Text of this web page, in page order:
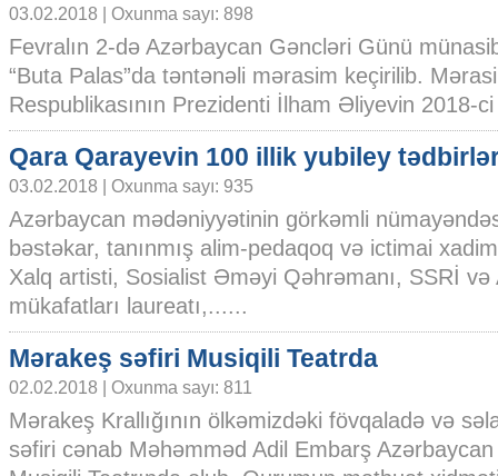
03.02.2018 | Oxunma sayı: 898
Fevralın 2-də Azərbaycan Gəncləri Günü
“Buta Palas”da təntənəli mərasim keçirilib.
Respublikasının Prezidenti İlham Əliyevin 2018-
Qara Qarayevin 100 illik yubiley
03.02.2018 | Oxunma sayı: 935
Azərbaycan mədəniyyətinin görkəmli
bəstəkar, tanınmış alim-pedaqoq və ictimai
Xalq artisti, Sosialist Əməyi Qəhrəmanı, SSRİ
mükafatları laureatı,......
Mərakeş səfiri Musiqili Teatrda
02.02.2018 | Oxunma sayı: 811
Mərakeş Krallığının ölkəmizdəki fövqaladə və
səfiri cənab Məhəmməd Adil Embarş